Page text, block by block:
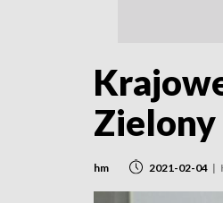
Zielony
hm 2021-02-04 |